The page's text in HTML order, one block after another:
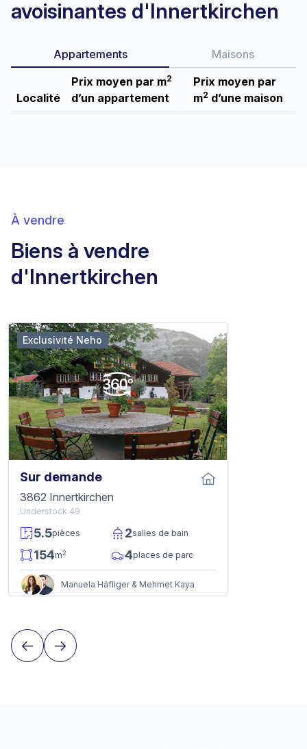
avoisinantes d'Innertkirchen
Appartements Maisons
Localité
Prix moyen par m2
d’un appartement
Prix moyen par
m2 d’une maison
À vendre
Biens à vendre
d'Innertkirchen
Sur demande
3862 Innertkirchen
Understock 49
5.5pièces 2salles de bain
154m2 4places de parc
Manuela Häfliger & Mehmet Kaya
Exclusivité Neho